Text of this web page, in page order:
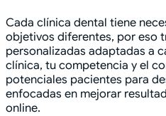
Cada clínica dental tiene
objetivos diferentes, por eso
personalizadas adaptadas a
clínica, tu competencia y el
potenciales pacientes para
enfocadas en mejorar
online.